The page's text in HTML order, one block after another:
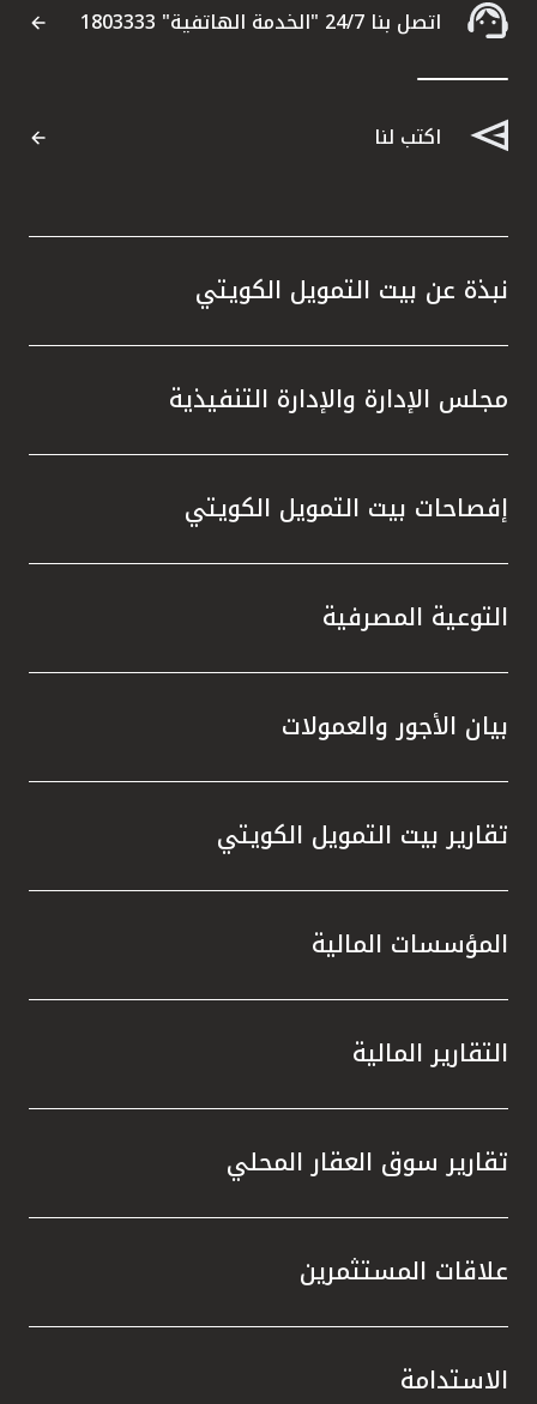
اتصل بنا 24/7 "الخدمة الهاتفية" 1803333
اكتب لنا
نبذة عن بيت التمويل الكويتي
مجلس الإدارة والإدارة التنفيذية
إفصاحات بيت التمويل الكويتي
التوعية المصرفية
بيان الأجور والعمولات
تقارير بيت التمويل الكويتي
المؤسسات المالية
التقارير المالية
تقارير سوق العقار المحلي
علاقات المستثمرين
الاستدامة